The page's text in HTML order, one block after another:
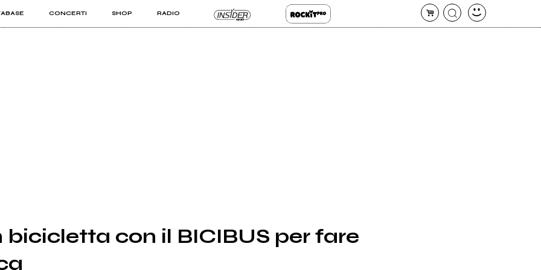
CONCERTI SHOP RADIO
PRO
bicicletta con il BICIBUS per fare